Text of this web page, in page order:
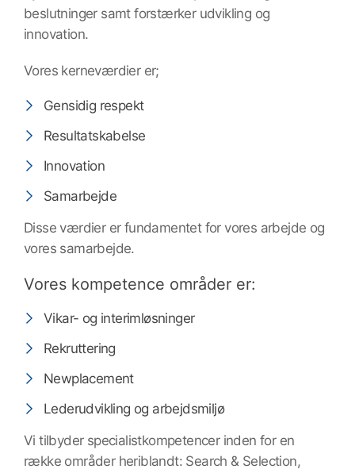
beslutninger samt forstærker udvikling og
innovation.
Vores kerneværdier er;
Gensidig respekt
Resultatskabelse
Innovation
Samarbejde
Disse værdier er fundamentet for vores arbejde og
vores samarbejde.
Vores kompetence områder er:
Vikar- og interimløsninger
Rekruttering
Newplacement
Lederudvikling og arbejdsmiljø
Vi tilbyder specialistkompetencer inden for en
række områder heriblandt: Search & Selection,